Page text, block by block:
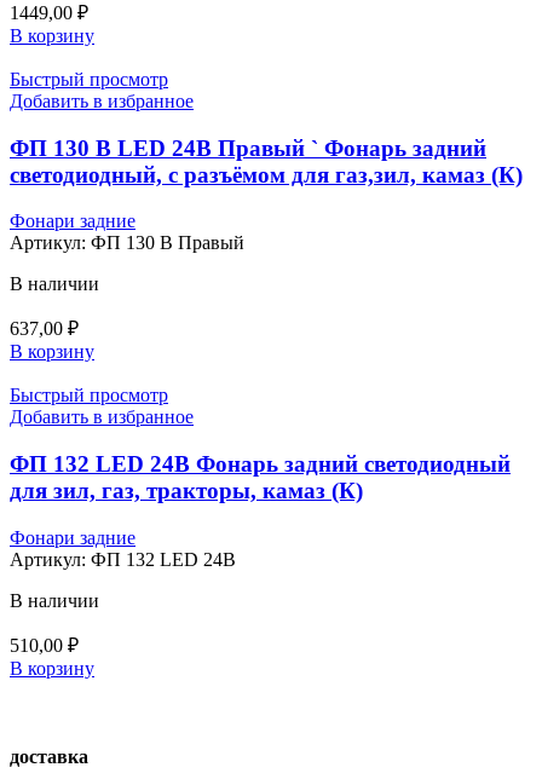
1449,00 ₽
В корзину
Быстрый просмотр
Добавить в избранное
ФП 130 В LED 24В Правый ` Фонарь задний
светодиодный, с разъёмом для газ,зил, камаз (К)
Фонари задние
Артикул: ФП 130 В Правый
В наличии
637,00 ₽
В корзину
Быстрый просмотр
Добавить в избранное
ФП 132 LED 24В Фонарь задний светодиодный
для зил, газ, тракторы, камаз (К)
Фонари задние
Артикул: ФП 132 LED 24В
В наличии
510,00 ₽
В корзину
доставка